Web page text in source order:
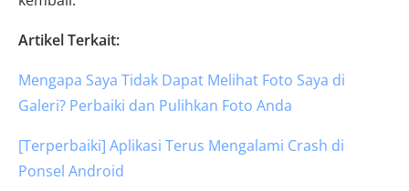
Artikel Terkait:
Mengapa Saya Tidak Dapat Melihat Foto Saya di
Galeri? Perbaiki dan Pulihkan Foto Anda
[Terperbaiki] Aplikasi Terus Mengalami Crash di
Ponsel Android